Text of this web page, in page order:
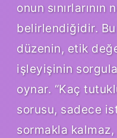
onun sınırlarının
belirlendiğidir.
düzenin, etik
işleyişinin
oynar. “Kaç
sorusu, sadece
sormakla kalmaz,